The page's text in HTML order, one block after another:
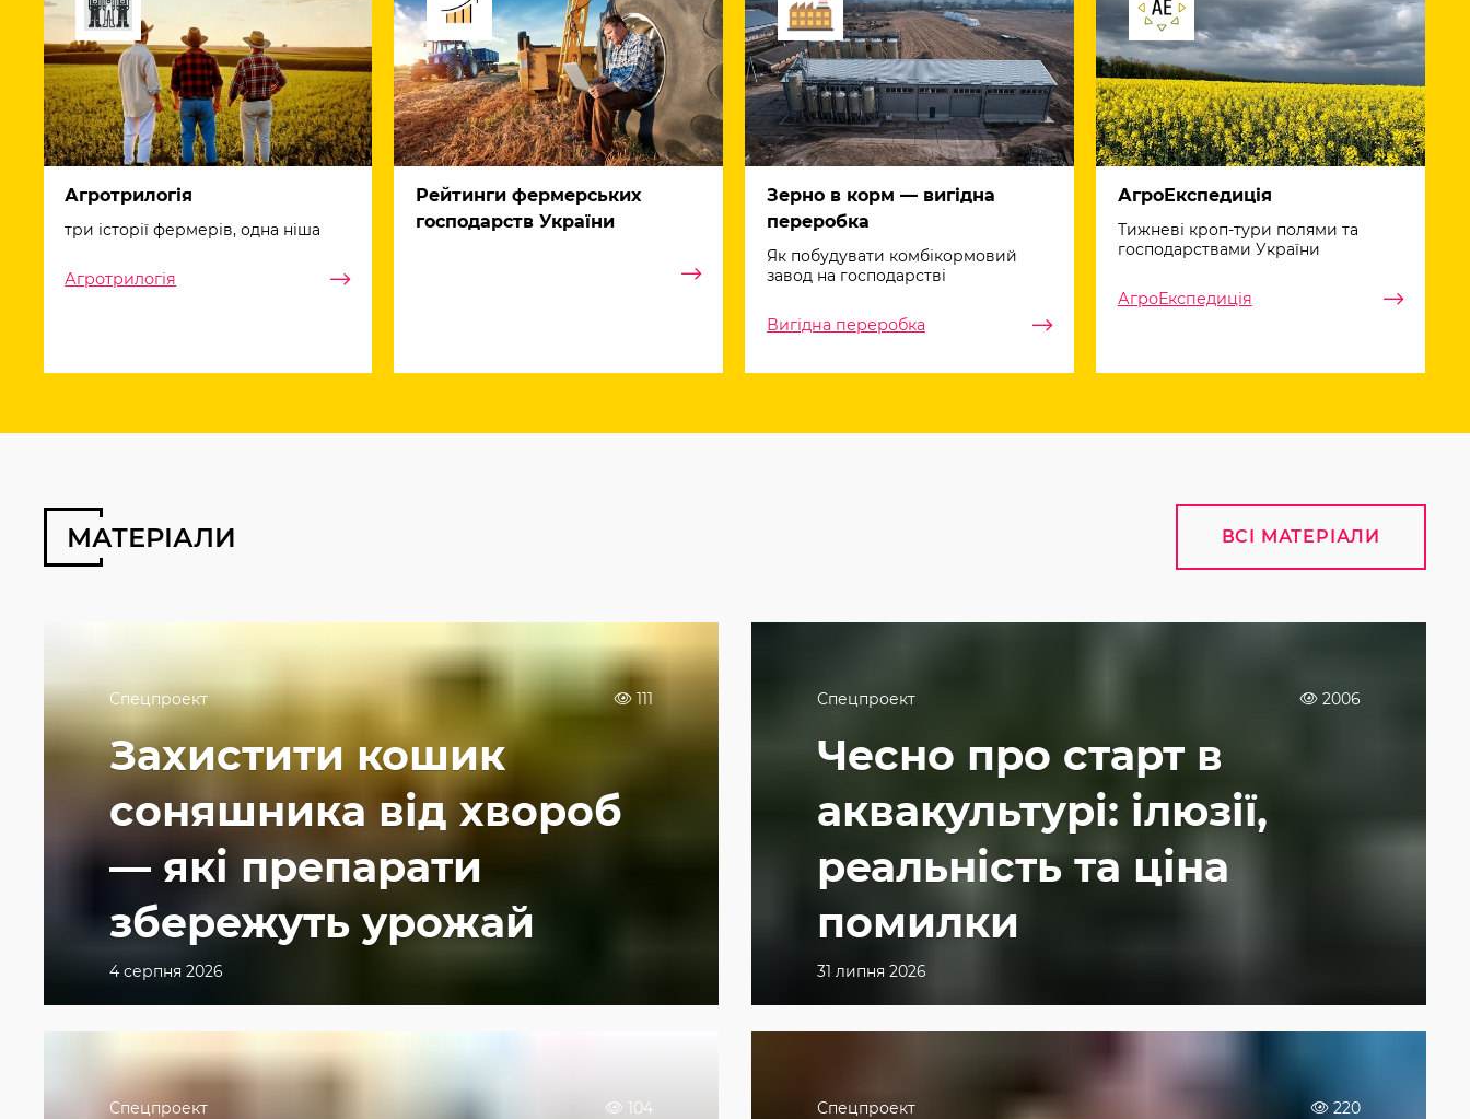
Агротрилогія
три історії фермерів, одна ніша
Агротрилогія
Рейтинги фермерських
господарств України
Зерно в корм — вигідна
переробка
Як побудувати комбікормовий
завод на господарстві
Вигідна переробка
АгроЕкспедиція
Тижневі кроп-тури полями та
господарствами України
АгроЕкспедиція
МАТЕРІАЛИ ВСІ МАТЕРІАЛИ
Спецпроект 111
Захистити кошик
соняшника від хвороб
— які препарати
збережуть урожай
4 серпня 2026
Спецпроект 2006
Чесно про старт в
аквакультурі: ілюзії,
реальність та ціна
помилки
31 липня 2026
Спецпроект 104 Спецпроект 220